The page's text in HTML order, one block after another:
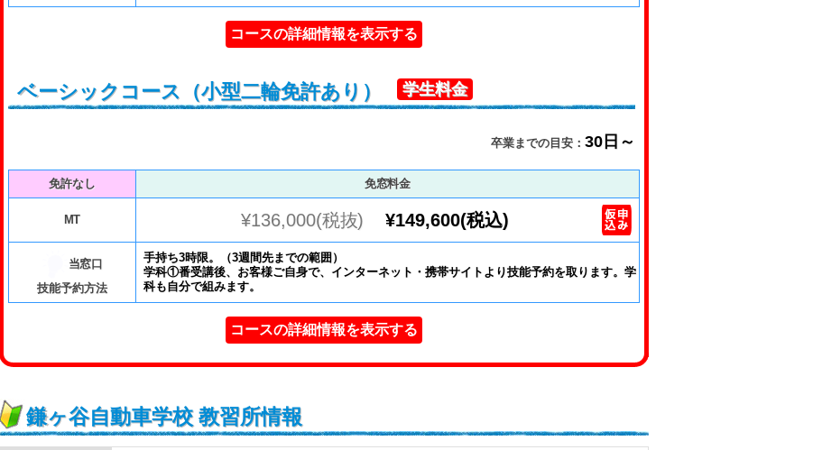
コースの詳細情報を表示する
ベーシックコース（小型二輪免許あり） 学生料金
卒業までの目安：30日～
免許なし 免窓料金
MT ¥136,000(税抜) ¥149,600(税込)
当窓口
技能予約方法
手持ち3時限。（3週間先までの範囲）
学科①番受講後、お客様ご自身で、インターネット・携帯サイトより技能予約を取ります。学
科も自分で組みます。
コースの詳細情報を表示する
鎌ヶ谷自動車学校 教習所情報